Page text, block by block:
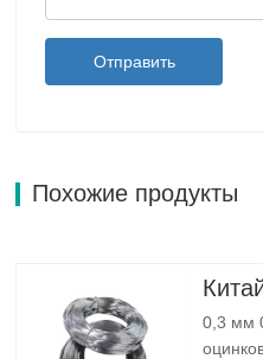
Отправить
Похожие продукты
0,3 мм